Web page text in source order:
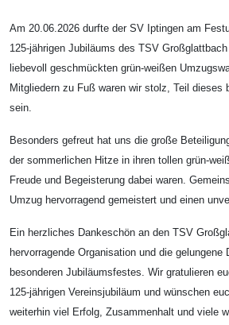
Am 20.06.2026 durfte der SV Iptingen am
125-jährigen Jubiläums des TSV
liebevoll geschmückten grün-weißen
Mitgliedern zu Fuß waren wir stolz, Teil dieses
sein.
Besonders gefreut hat uns die große
der sommerlichen Hitze in ihren tollen grün-
Freude und Begeisterung dabei waren.
Umzug hervorragend gemeistert und einen
Ein herzliches Dankeschön an den TSV
hervorragende Organisation und die gelungene
besonderen Jubiläumsfestes. Wir gratulieren
125-jährigen Vereinsjubiläum und wünschen
weiterhin viel Erfolg, Zusammenhalt und viele